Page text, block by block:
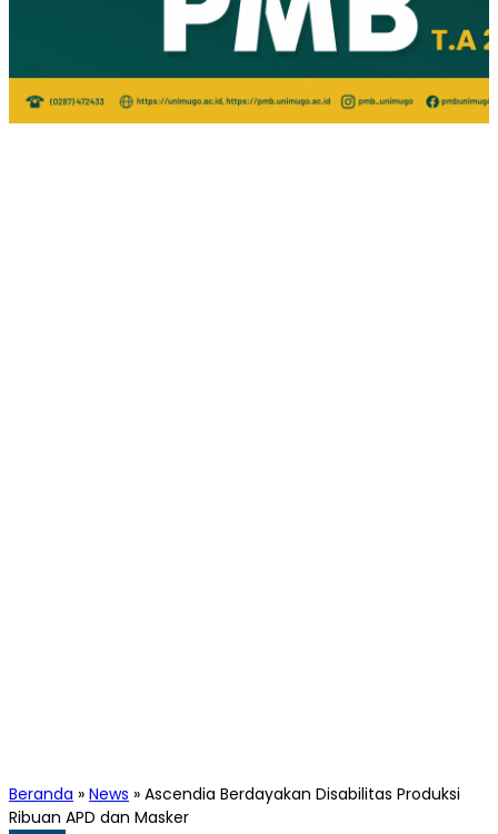
Beranda » News » Ascendia Berdayakan Disabilitas Produksi
Ribuan APD dan Masker